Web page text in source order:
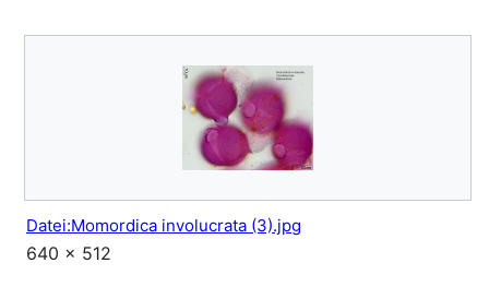
Datei:Momordica involucrata (3).jpg
640 × 512